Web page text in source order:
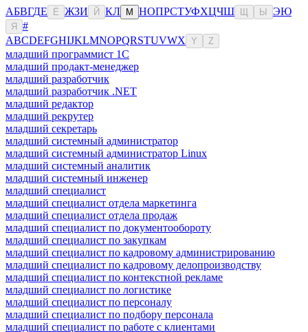
АБВГДЕ Ё ЖЗИ Й КЛ М НОПРСТУФХЦЧШ Ы ЭЮ
Я
#
ABCDEFGHIJKLMNOPQRSTUVWX Y Z
младший программист 1С
младший продакт-менеджер
младший разработчик
младший разработчик .NET
младший редактор
младший рекрутер
младший секретарь
младший системный администратор
младший системный администратор Linux
младший системный аналитик
младший системный инженер
младший специалист
младший специалист отдела маркетинга
младший специалист отдела продаж
младший специалист по документообороту
младший специалист по закупкам
младший специалист по кадровому администрированию
младший специалист по кадровому делопроизводству
младший специалист по контекстной рекламе
младший специалист по логистике
младший специалист по персоналу
младший специалист по подбору персонала
младший специалист по работе с клиентами